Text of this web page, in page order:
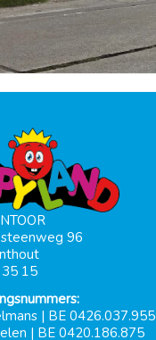
96
15
| BE 0426.037.955
| BE 0420.186.875